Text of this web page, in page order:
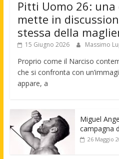
Pitti Uomo 26: una
mette in
stessa della
15 Giugno 2026 Massimo
Proprio come il Narciso
che si confronta con
appare, a
Miguel
campagna
26 Maggio